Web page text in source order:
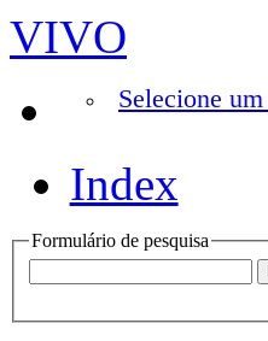
VIVO
Selecione
Index
Formulário de pesquisa